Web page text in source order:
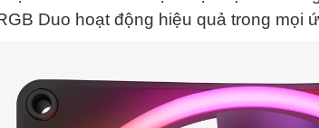
Duo hoạt động hiệu quả trong mọi